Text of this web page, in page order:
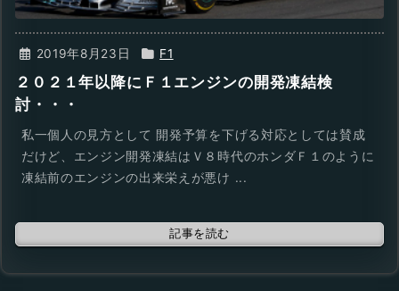
2019年8月23日 F1
２０２１年以降にＦ１エンジンの開発凍結検
討・・・
私一個人の見方として 開発予算を下げる対応としては賛成
だけど、エンジン開発凍結はＶ８時代のホンダＦ１のように
凍結前のエンジンの出来栄えが悪け ...
記事を読む